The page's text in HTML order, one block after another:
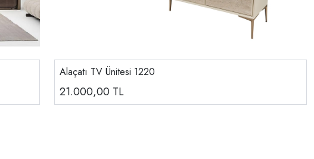
Alaçatı TV Ünitesi 1220
21.000,00 TL